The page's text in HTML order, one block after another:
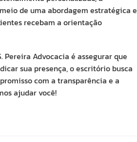
de uma abordagem estratégica e
recebam a orientação
Pereira Advocacia é assegurar que
sua presença, o escritório busca
com a transparência e a
ajudar você!